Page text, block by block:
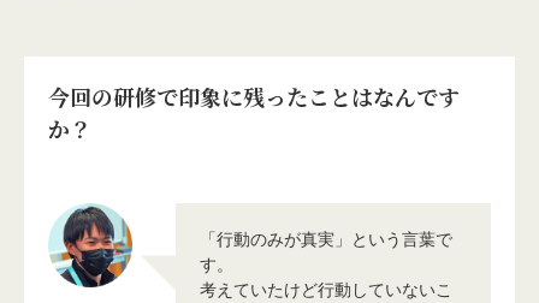
今回の研修で印象に残ったことはなんです
か？
「行動のみが真実」という言葉で
す。
考えていたけど行動していないこ